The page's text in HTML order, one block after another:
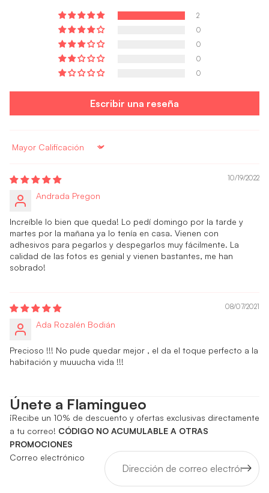
2
0
0
0
0
Escribir una reseña
Sort by
10/19/2022
Andrada Pregon
Increíble lo bien que queda! Lo pedí domingo por la tarde y
martes por la mañana ya lo tenía en casa. Vienen con
adhesivos para pegarlos y despegarlos muy fácilmente. La
calidad de las fotos es genial y vienen bastantes, me han
sobrado!
08/07/2021
Ada Rozalén Bodián
Precioso !!! No pude quedar mejor , el da el toque perfecto a la
habitación y muuucha vida !!!
Únete a Flamingueo
¡Recibe un 10% de descuento y ofertas exclusivas directamente
a tu correo! CÓDIGO NO ACUMULABLE A OTRAS
PROMOCIONES
Correo electrónico